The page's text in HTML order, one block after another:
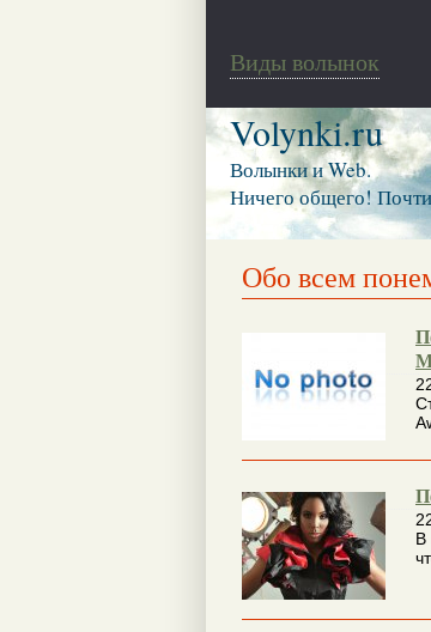
Виды волынок
Volynki.ru
Волынки и Web.
Ничего общего!
Обо всем
В